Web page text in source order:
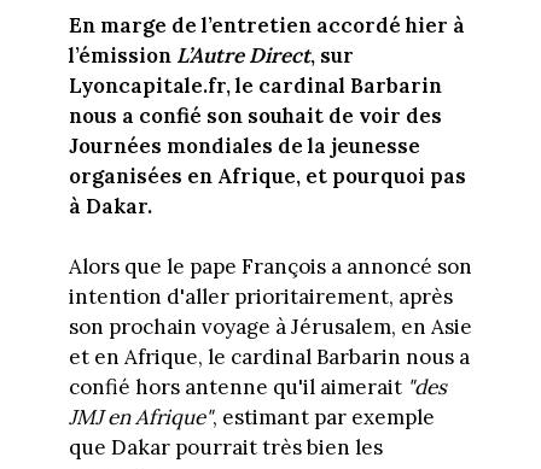
En marge de l’entretien accordé hier à
l’émission L’Autre Direct, sur
Lyoncapitale.fr, le cardinal Barbarin
nous a confié son souhait de voir des
Journées mondiales de la jeunesse
organisées en Afrique, et pourquoi pas
à Dakar.
Alors que le pape François a annoncé son
intention d'aller prioritairement, après
son prochain voyage à Jérusalem, en Asie
et en Afrique, le cardinal Barbarin nous a
confié hors antenne qu'il aimerait "des
JMJ en Afrique", estimant par exemple
que Dakar pourrait très bien les